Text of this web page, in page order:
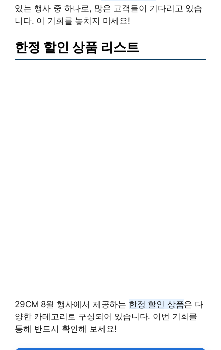
있는 행사 중 하나로, 많은 고객들이 기다리고 있습
니다. 이 기회를 놓치지 마세요!
한정 할인 상품 리스트
29CM 8월 행사에서 제공하는 한정 할인 상품은 다
양한 카테고리로 구성되어 있습니다. 이번 기회를
통해 반드시 확인해 보세요!